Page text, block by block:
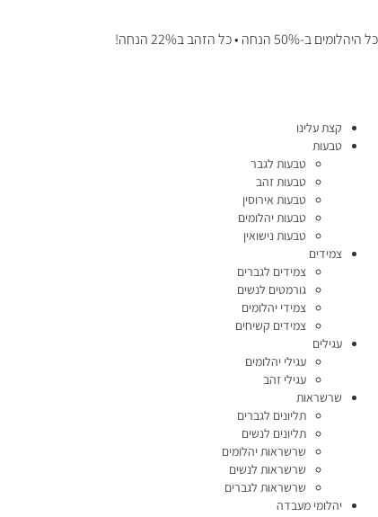
כל היהלומים ב-50% הנחה • כל הזהב ב22% הנחה!
קצת עלינו
טבעות
טבעות לגבר
טבעות זהב
טבעות אירוסין
טבעות יהלומים
טבעות נישואין
צמידים
צמידים לגברים
גורמטים לנשים
צמידי יהלומים
צמידים קשיחים
עגילים
עגילי יהלומים
עגילי זהב
שרשראות
תליונים לגברים
תליונים לנשים
שרשראות יהלומים
שרשראות לנשים
שרשראות לגברים
יהלומי מעבדה